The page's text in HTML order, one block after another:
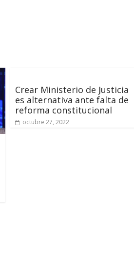
Crear Ministerio de Justicia
es alternativa ante falta de
reforma constitucional
octubre 27, 2022